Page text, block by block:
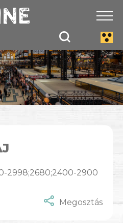
2998;2680;2400-2900
Megosztás